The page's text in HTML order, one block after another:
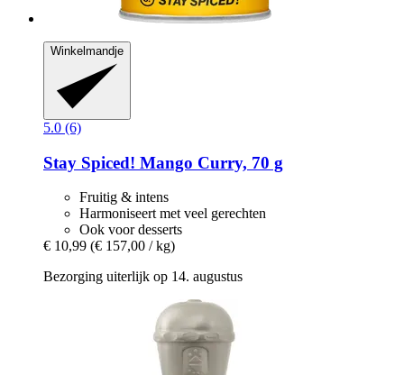
Winkelmandje
5.0 (6)
Stay Spiced! Mango Curry, 70 g
Fruitig & intens
Harmoniseert met veel gerechten
Ook voor desserts
€ 10,99 (€ 157,00 / kg)
Bezorging uiterlijk op 14. augustus